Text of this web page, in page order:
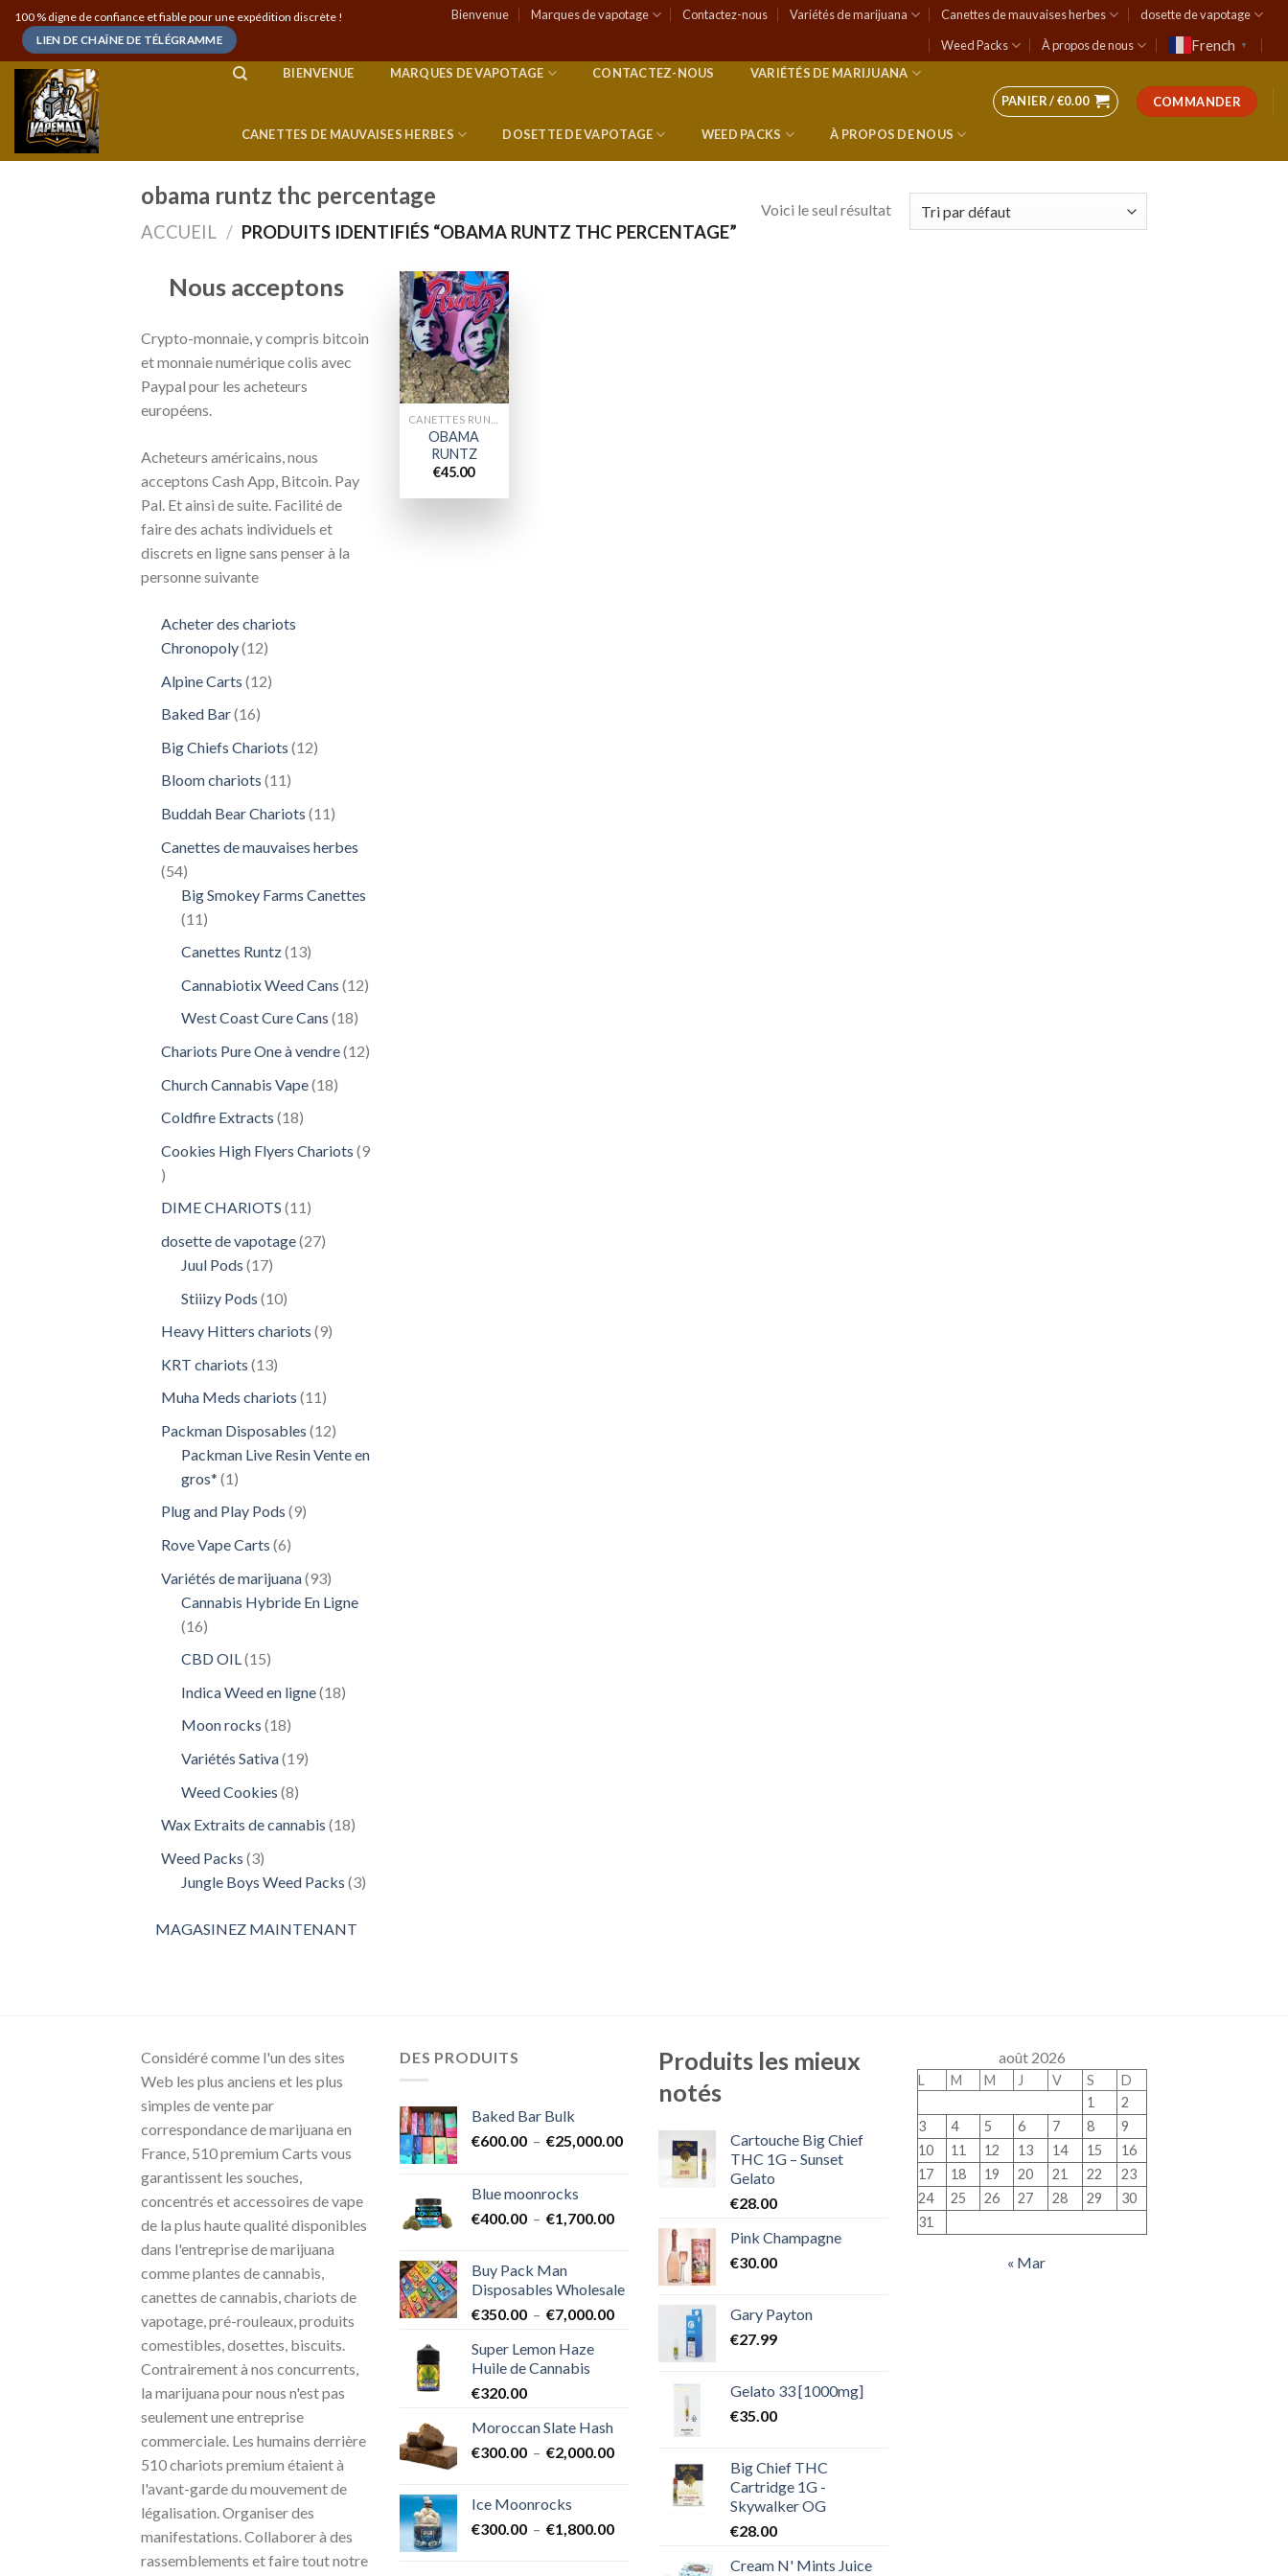
Skip
content
100 % digne de confiance et fiable pour une expédition discrète !
LIEN DE CHAÎNE DE TÉLÉGRAMME
Bienvenue Marques de vapotage Contactez-nous Variétés de marijuana Canettes de mauvaises herbes
dosette de vapotage
Weed Packs
À propos de nous French ▼
BIENVENUE MARQUES DE VAPOTAGE CONTACTEZ-NOUS VARIÉTÉS DE MARIJUANA
CANETTES DE MAUVAISES HERBES DOSETTE DE VAPOTAGE WEED PACKS À PROPOS DE NOUS
PANIER /€0.00 COMMANDER
obama runtz thc percentage
ACCUEIL / PRODUITS IDENTIFIÉS “OBAMA RUNTZ THC PERCENTAGE”
Voici le seul résultat
Nous acceptons
Crypto-monnaie, y compris bitcoin
et monnaie numérique colis avec
Paypal pour les acheteurs
européens.
Acheteurs américains, nous
acceptons Cash App, Bitcoin. Pay
Pal. Et ainsi de suite. Facilité de
faire des achats individuels et
discrets en ligne sans penser à la
personne suivante
Acheter des chariots
Chronopoly 1212
Alpine Carts 1212
Baked Bar 1616
Big Chiefs Chariots 1212
Bloom chariots 1111
Buddah Bear Chariots 1111
Canettes de mauvaises herbes
5454
produits
Big Smokey Farms Canettes
11 11
Canettes Runtz 1313
Cannabiotix Weed Cans 1212
West Coast Cure Cans 1818
Chariots Pure One à vendre 1212
Church Cannabis Vape 1818
Coldfire Extracts 1818
Cookies High Flyers Chariots 9
9
DIME CHARIOTS 1111
dosette de vapotage 2727
Juul Pods 1717
Stiiizy Pods 1010
Heavy Hitters chariots 99
KRT chariots 1313
Muha Meds chariots 1111
Packman Disposables 1212
produits
Packman Live Resin Vente en
gros* 11
Plug and Play Pods 99
Rove Vape Carts 66
Variétés de marijuana 9393
produits
Cannabis Hybride En Ligne
1616
CBD OIL 1515
Indica Weed en ligne 1818
Moon rocks 1818
Variétés Sativa 1919
Weed Cookies 88
Wax Extraits de cannabis 1818
Weed Packs 33
produits
Jungle Boys Weed Packs 33
MAGASINEZ MAINTENANT
Add to
wishlist
OBAMA
RUNTZ
€45.00
Considéré comme l'un des sites
Web les plus anciens et les plus
simples de vente par
correspondance de marijuana en
France, 510 premium Carts vous
garantissent les souches,
concentrés et accessoires de vape
de la plus haute qualité disponibles
dans l'entreprise de marijuana
comme plantes de cannabis,
canettes de cannabis, chariots de
vapotage, pré-rouleaux, produits
comestibles, dosettes, biscuits.
Contrairement à nos concurrents,
la marijuana pour nous n'est pas
seulement une entreprise
commerciale. Les humains derrière
510 chariots premium étaient à
l'avant-garde du mouvement de
légalisation. Organiser des
manifestations. Collaborer à des
rassemblements et faire tout notre
DES PRODUITS
Baked Bar Bulk
€600.00 – €25,000.00Plage
€25,000.00
Blue moonrocks
€400.00 – €1,700.00Plage
€400.00
à
€1,700.00
Buy Pack Man
Disposables Wholesale
€350.00 – €7,000.00Plage
Super Lemon Haze
Huile de Cannabis
€320.00
Moroccan Slate Hash
€300.00 – €2,000.00Plage
à
Ice Moonrocks
€300.00 – €1,800.00Plage
Produits les mieux
notés
Cartouche Big Chief
THC 1G – Sunset
Gelato
€28.00
Pink Champagne
€30.00
Gary Payton
€27.99
Gelato 33 [1000mg]
€35.00
Big Chief THC
Cartridge 1G -
Skywalker OG
€28.00
Cream N' Mints Juice
août 2026
L M M J V S
D
1
2
3
4 5 6 7 8
9
10
11 12 13 14 15
16
17
18 19 20 21 22
23
24
25 26 27 28 29
30
31
« Mar